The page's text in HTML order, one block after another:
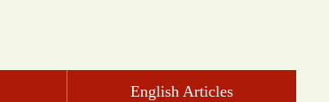
English Articles